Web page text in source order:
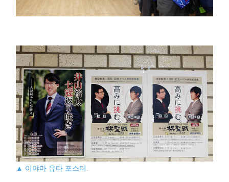
▲ 이야마 유타 포스터.